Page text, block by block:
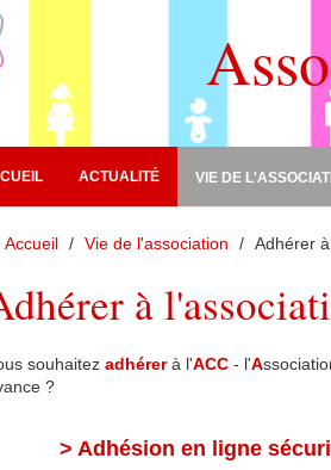
ACTUALITÉ VIE DE
Accueil / Vie de l'association / Adhérer
à
souhaitez adhérerà l'ACC - l'A
?
> Adhésion en ligne